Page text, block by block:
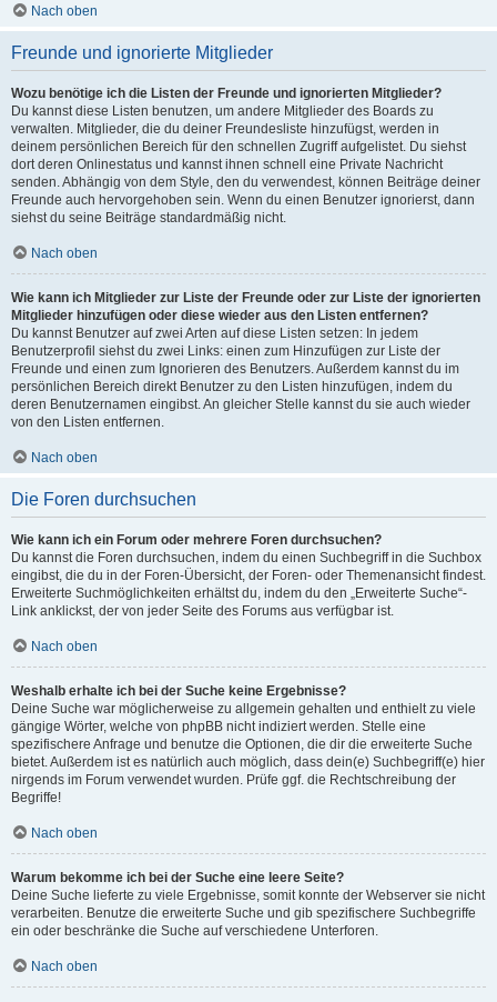
Nach oben
Freunde und ignorierte Mitglieder
Wozu benötige ich die Listen der Freunde und ignorierten Mitglieder?
Du kannst diese Listen benutzen, um andere Mitglieder des Boards zu
verwalten. Mitglieder, die du deiner Freundesliste hinzufügst, werden in
deinem persönlichen Bereich für den schnellen Zugriff aufgelistet. Du siehst
dort deren Onlinestatus und kannst ihnen schnell eine Private Nachricht
senden. Abhängig von dem Style, den du verwendest, können Beiträge deiner
Freunde auch hervorgehoben sein. Wenn du einen Benutzer ignorierst, dann
siehst du seine Beiträge standardmäßig nicht.
Nach oben
Wie kann ich Mitglieder zur Liste der Freunde oder zur Liste der ignorierten
Mitglieder hinzufügen oder diese wieder aus den Listen entfernen?
Du kannst Benutzer auf zwei Arten auf diese Listen setzen: In jedem
Benutzerprofil siehst du zwei Links: einen zum Hinzufügen zur Liste der
Freunde und einen zum Ignorieren des Benutzers. Außerdem kannst du im
persönlichen Bereich direkt Benutzer zu den Listen hinzufügen, indem du
deren Benutzernamen eingibst. An gleicher Stelle kannst du sie auch wieder
von den Listen entfernen.
Nach oben
Die Foren durchsuchen
Wie kann ich ein Forum oder mehrere Foren durchsuchen?
Du kannst die Foren durchsuchen, indem du einen Suchbegriff in die Suchbox
eingibst, die du in der Foren-Übersicht, der Foren- oder Themenansicht findest.
Erweiterte Suchmöglichkeiten erhältst du, indem du den „Erweiterte Suche“-
Link anklickst, der von jeder Seite des Forums aus verfügbar ist.
Nach oben
Weshalb erhalte ich bei der Suche keine Ergebnisse?
Deine Suche war möglicherweise zu allgemein gehalten und enthielt zu viele
gängige Wörter, welche von phpBB nicht indiziert werden. Stelle eine
spezifischere Anfrage und benutze die Optionen, die dir die erweiterte Suche
bietet. Außerdem ist es natürlich auch möglich, dass dein(e) Suchbegriff(e) hier
nirgends im Forum verwendet wurden. Prüfe ggf. die Rechtschreibung der
Begriffe!
Nach oben
Warum bekomme ich bei der Suche eine leere Seite?
Deine Suche lieferte zu viele Ergebnisse, somit konnte der Webserver sie nicht
verarbeiten. Benutze die erweiterte Suche und gib spezifischere Suchbegriffe
ein oder beschränke die Suche auf verschiedene Unterforen.
Nach oben